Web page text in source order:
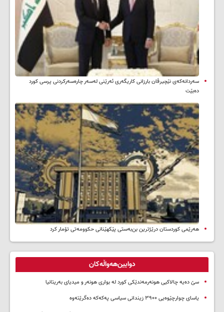
سه‌ردانه‌کەی نێچیرڤان بارزانی كاریگه‌ری ئه‌رێنی له‌سه‌ر چاره‌سه‌ركردنی پرسی كورد
ده‌بێت
هەرێمی کوردستان درێژترین بن‌بەستی پێکهێنانی حکوومەتی تۆمار کرد
دوایین‌هەواڵەکان
سێ دەیە چالاکیی هونەرمەندێکی کورد لە بواری هونەر و میدیای بەریتانیا
یاسای چوارچێوەیی ۳۹۰۰ زیندانی سیاسی پەکەکە دەگرێتەوە